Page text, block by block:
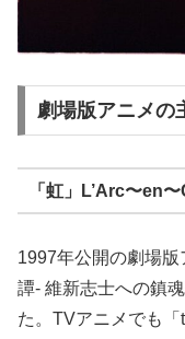
劇場版アニメの
「虹」L’Arc〜en〜
1997年公開の劇場
譚- 維新志士への鎮
た。TVアニメでも